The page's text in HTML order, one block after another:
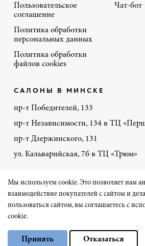
Пользовательское
соглашение
Политика обработки
персональных данных
Политика обработки
файлов cookies
Чат-бот
САЛОНЫ В МИНСКЕ
пр-т Победителей, 133
пр-т Независимости, 134 в ТЦ
пр-т Дзержинского, 131
ул. Кальварийская, 7б в ТЦ «Трюм»
+375 44 770-86-48
© Порте-Ричи 2026
Сайт разработал «Чеширский Кот» на
Мы используем cookie. Это позволяет нам
взаимодействие покупателей с сайтом и
пользоваться сайтом, вы соглашаетесь с
cookie.
Минимальные
Принять Отказаться